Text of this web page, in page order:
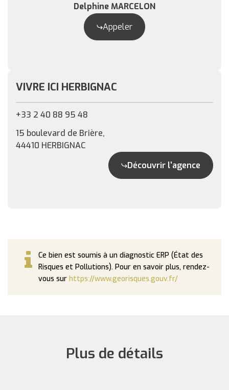
Delphine MARCELON
Appeler
VIVRE ICI HERBIGNAC
+33 2 40 88 95 48
15 boulevard de Brière,
44410 HERBIGNAC
Découvrir l'agence
Ce bien est soumis à un diagnostic ERP (État des
Risques et Pollutions). Pour en savoir plus, rendez-
vous sur https://www.georisques.gouv.fr/
Plus de détails